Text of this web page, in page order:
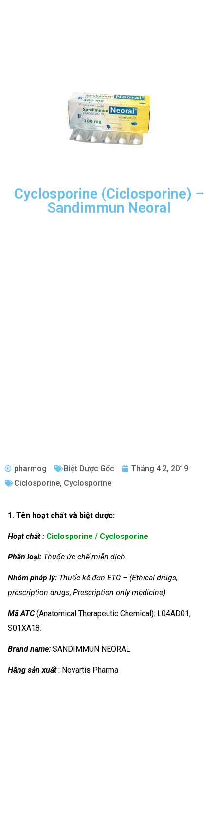
Cyclosporine (Ciclosporine) –
Sandimmun Neoral
pharmog Biệt Dược Gốc
Tháng 4 2, 2019
Ciclosporine, Cyclosporine
1. Tên hoạt chất và biệt dược:
Hoạt chất : Ciclosporine / Cyclosporine
Phân loại: Thuốc ức chế miễn dịch.
Nhóm pháp lý: Thuốc kê đơn ETC – (Ethical drugs,
prescription drugs, Prescription only medicine)
Mã ATC(Anatomical Therapeutic Chemical): L04AD01,
S01XA18.
Brand name: SANDIMMUN NEORAL
Hãng sản xuất: Novartis Pharma